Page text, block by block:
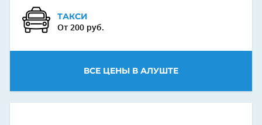
ТАКСИ
От 200 руб.
ВСЕ ЦЕНЫ В АЛУШТЕ